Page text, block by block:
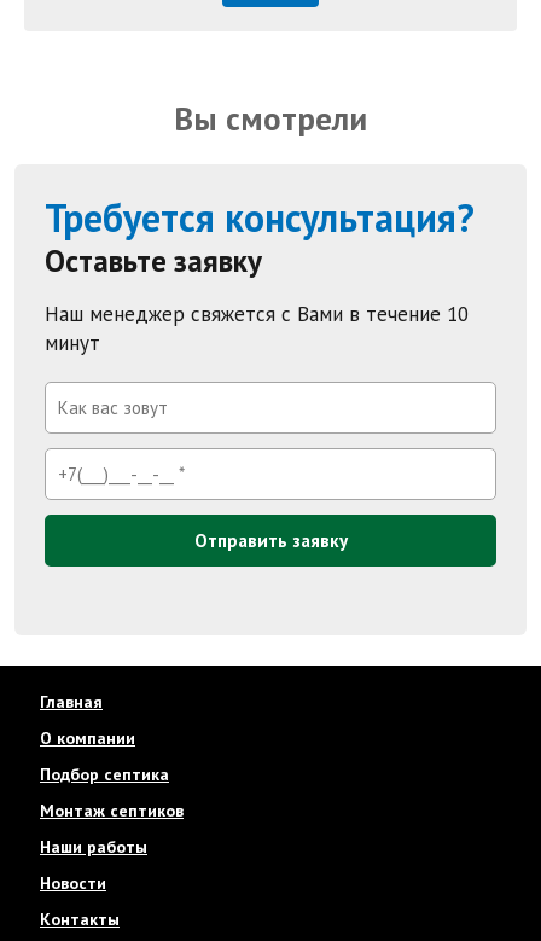
Вы смотрели
Требуется консультация?
Оставьте заявку
Наш менеджер свяжется с Вами в течение 10
минут
Отправить заявку
Главная
О компании
Подбор септика
Монтаж септиков
Наши работы
Новости
Контакты